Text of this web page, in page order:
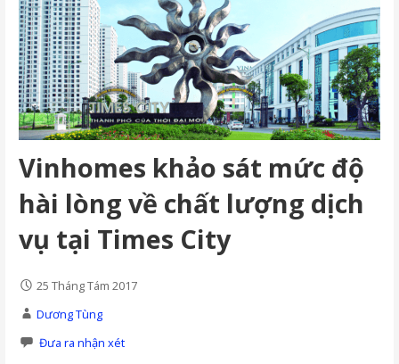
Vinhomes khảo sát mức độ
hài lòng về chất lượng dịch
vụ tại Times City
25 Tháng Tám 2017
Dương Tùng
Đưa ra nhận xét